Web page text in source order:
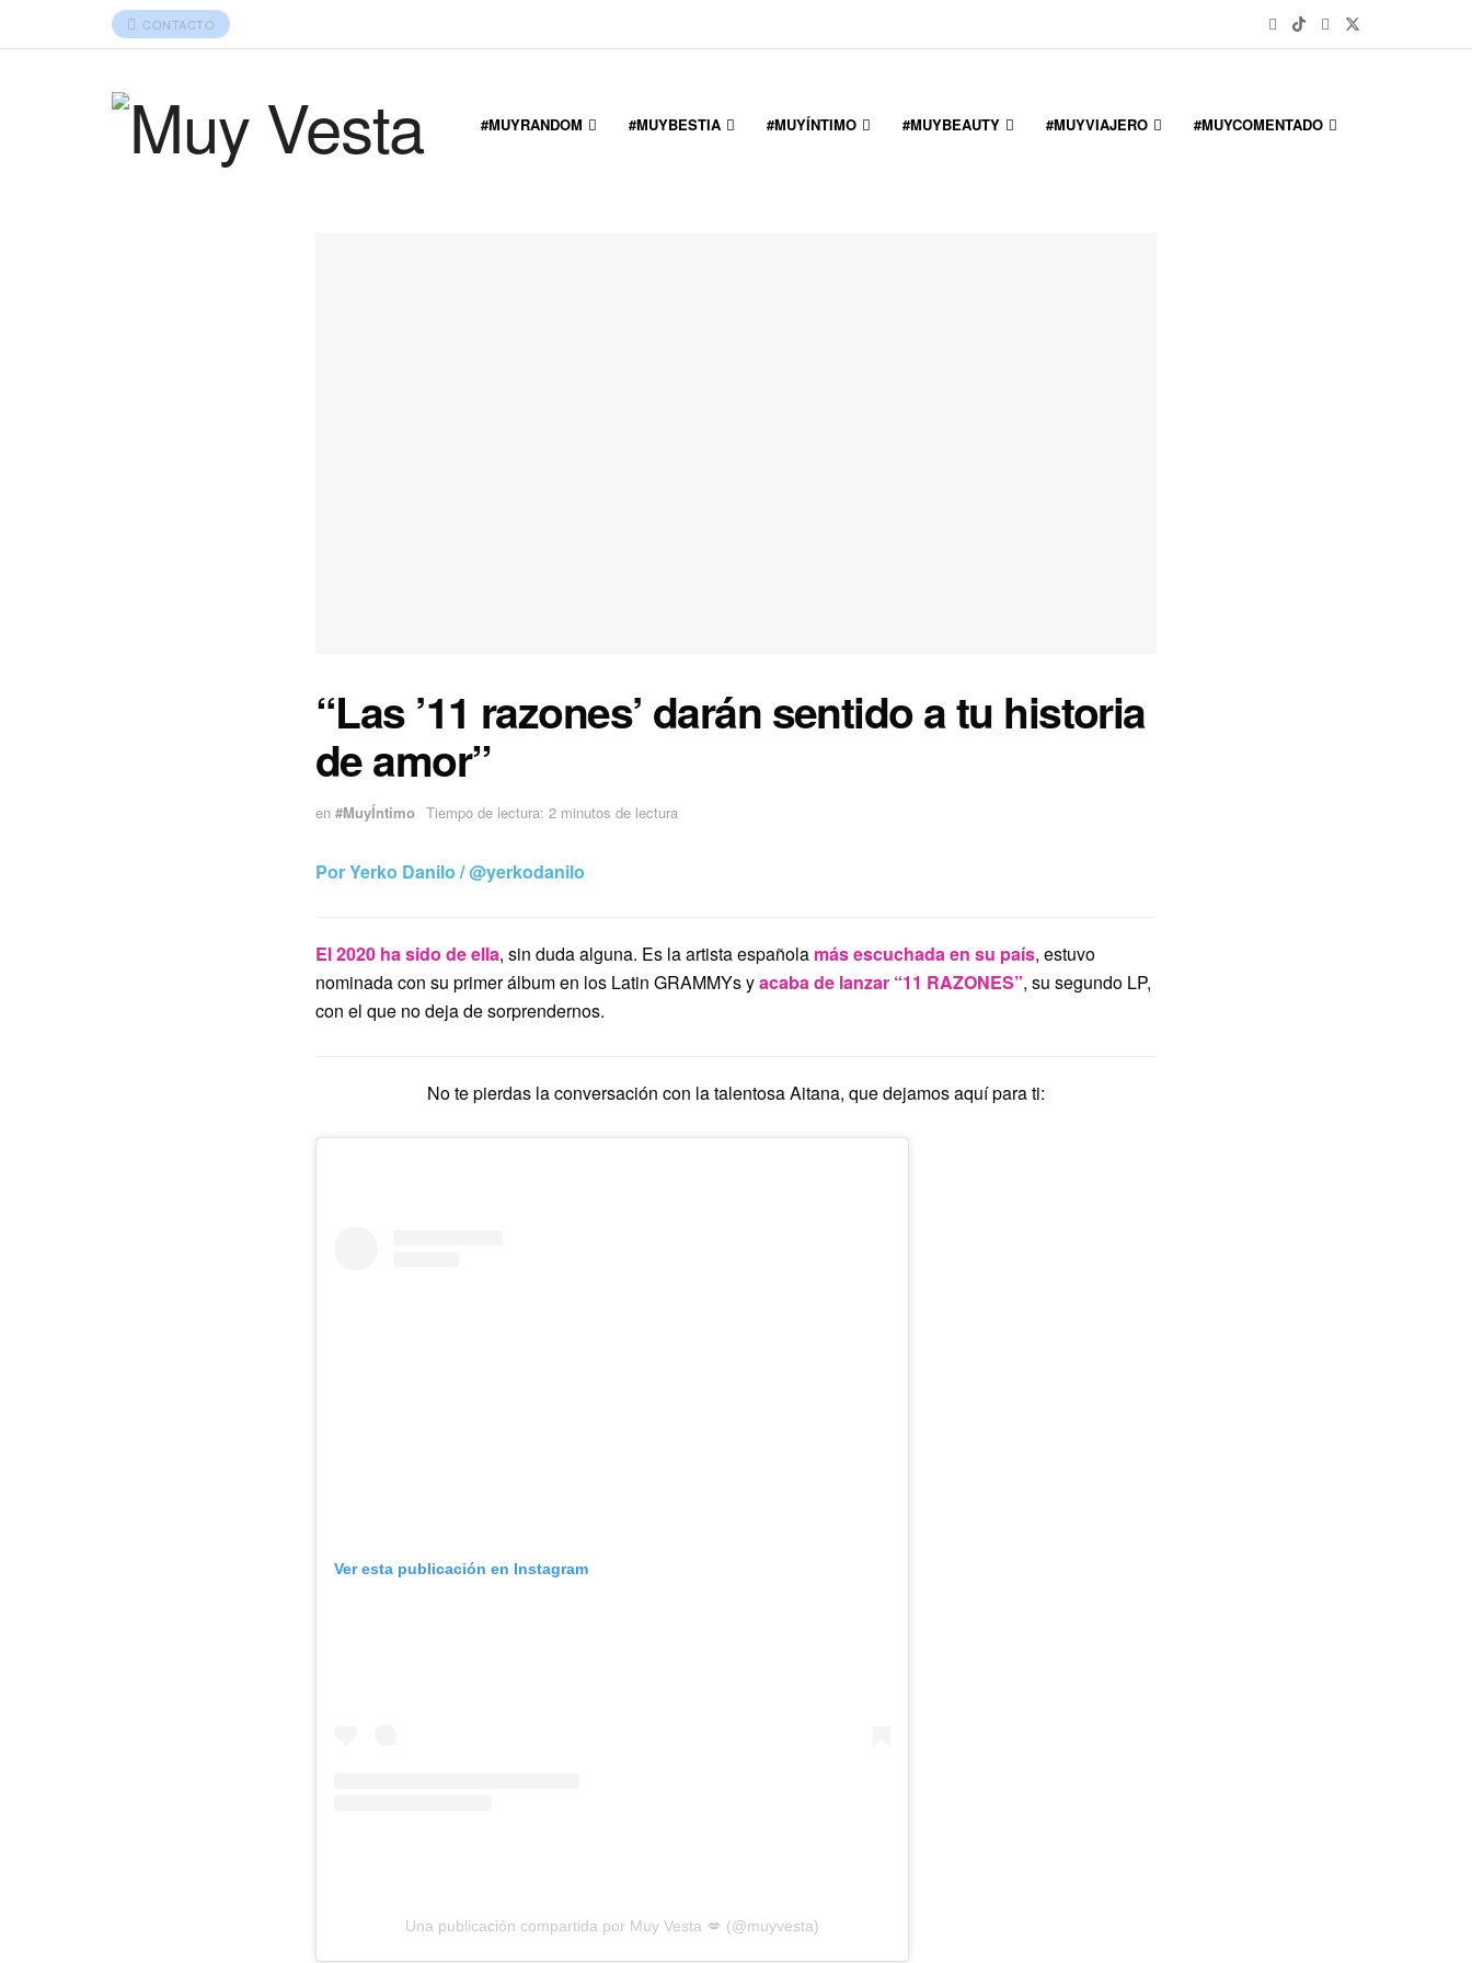
CONTACTO
#MUYRANDOM #MUYBESTIA #MUYÍNTIMO #MUYBEAUTY #MUYVIAJERO #MUYCOMENTADO
“Las ’11 razones’ darán sentido a tu historia
de amor”
en #MuyÍntimo Tiempo de lectura: 2 minutos de lectura
Por Yerko Danilo /@yerkodanilo
El 2020 ha sido de ella, sin duda alguna. Es la artista española más escuchada en su país, estuvo
nominada con su primer álbum en los Latin GRAMMYs yacaba de lanzar “11 RAZONES”, su segundo LP,
con el que no deja de sorprendernos.
No te pierdas la conversación con la talentosa Aitana, que dejamos aquí para ti:
Ver esta publicación en Instagram
Una publicación compartida por Muy Vesta 💋 (@muyvesta)